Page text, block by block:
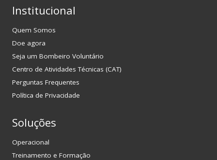
Institucional
Quem Somos
Doe agora
Seja um Bombeiro Voluntário
Centro de Atividades Técnicas (CAT)
Perguntas Frequentes
Política de Privacidade
Soluções
Operacional
Treinamento e Formação